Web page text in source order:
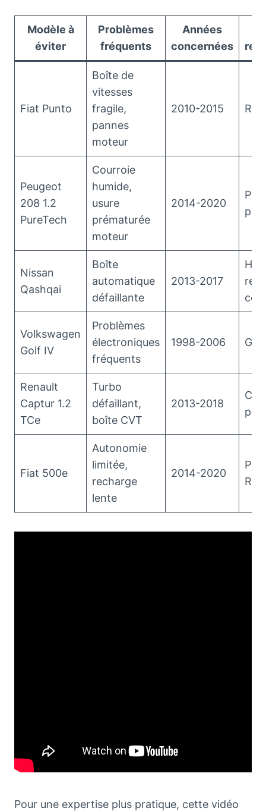
Modèle à
éviter
Problèmes
fréquents
Années
concernées
Fiat Punto
Boîte de
vitesses
fragile,
pannes
moteur
2010-2015
Peugeot
208 1.2
PureTech
Courroie
humide,
usure
prématurée
moteur
2014-2020
Nissan
Qashqai
Boîte
automatique
défaillante
2013-2017
Volkswagen
Golf IV
Problèmes
électroniques
fréquents
1998-2006
Renault
Captur 1.2
TCe
Turbo
défaillant,
boîte CVT
2013-2018
Fiat 500e
Autonomie
limitée,
recharge
lente
2014-2020
Pour une expertise plus pratique, cette vidéo